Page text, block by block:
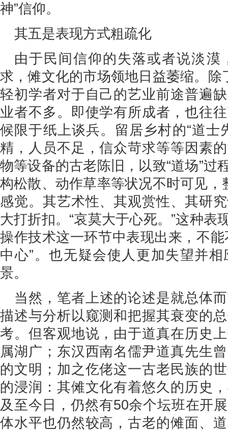
神”信仰。
其五是表现方式粗疏化
由于民间信仰的失落或者说淡
求，傩文化的市场领地日益萎缩。除
轻初学者对于自己的艺业前途普遍
业者不多。即使学有所成者，也往
候限于纸上谈兵。留居乡村的“道士
精，人员不足，信众苛求等等因素
物等设备的古老陈旧，以致“道场”过
构松散、动作草率等状况不时可见，
感觉。其艺术性、其观赏性、其研
大打折扣。“哀莫大于心死。”这种表
操作技术这一环节中表现出来，不
中心”。也无疑会使人更加失望并
景。
当然，笔者上述的论述是就总体
描述与分析以窥测和把握其衰变的
考。但客观地说，由于道真在历史
属湖广；东汉西南名儒尹道真先生
的文明；加之仡佬这一古老民族的
的浸润：其傩文化有着悠久的历史
及至今日，仍然有50余个坛班在开
体水平也仍然较高，古老的傩面、